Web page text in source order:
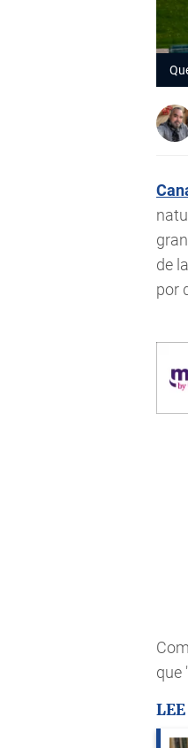
de
por
que